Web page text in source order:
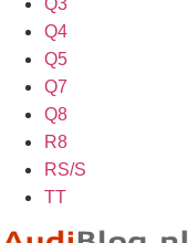
Q3
Q4
Q5
Q7
Q8
R8
RS/S
TT